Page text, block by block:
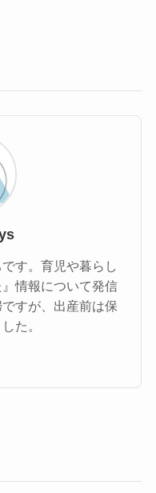
す。育児や暮らし
情報について発信
すが、出産前は保
た。